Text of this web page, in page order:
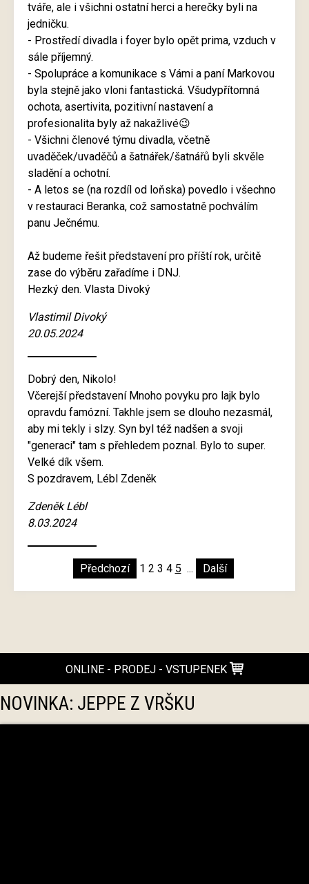
tváře, ale i všichni ostatní herci a herečky byli na
jedničku.
- Prostředí divadla i foyer bylo opět prima, vzduch v
sále příjemný.
- Spolupráce a komunikace s Vámi a paní Markovou
byla stejně jako vloni fantastická. Všudypřítomná
ochota, asertivita, pozitivní nastavení a
profesionalita byly až nakažlivé😉
- Všichni členové týmu divadla, včetně
uvaděček/uvaděčů a šatnářek/šatnářů byli skvěle
sladění a ochotní.
- A letos se (na rozdíl od loňska) povedlo i všechno
v restauraci Beranka, což samostatně pochválím
panu Ječnému.
Až budeme řešit představení pro příští rok, určitě
zase do výběru zařadíme i DNJ.
Hezký den. Vlasta Divoký
Vlastimil Divoký
20.05.2024
Dobrý den, Nikolo!
Včerejší představení Mnoho povyku pro lajk bylo
opravdu famózní. Takhle jsem se dlouho nezasmál,
aby mi tekly i slzy. Syn byl též nadšen a svoji
"generaci" tam s přehledem poznal. Bylo to super.
Velké dík všem.
S pozdravem, Lébl Zdeněk
Zdeněk Lébl
8.03.2024
Předchozí 1 2 3 4 5 ... Další
ONLINE - PRODEJ - VSTUPENEK
NOVINKA: JEPPE Z VRŠKU